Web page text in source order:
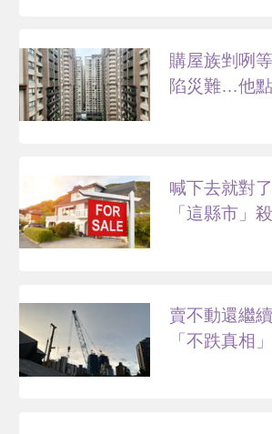
購屋族剉咧
陷災難…他
喊下去就對
「這縣市」
賣不動還繼
「不跌真相